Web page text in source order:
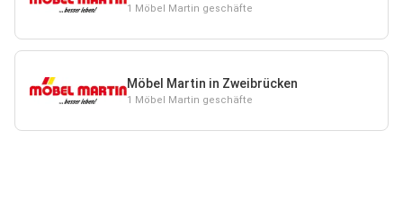
1 Möbel Martin geschäfte
Möbel Martin in Zweibrücken
1 Möbel Martin geschäfte